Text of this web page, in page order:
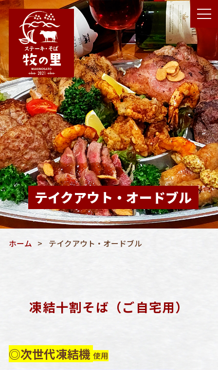
テイクアウト・オードブル
ホーム テイクアウト・オードブル
凍結十割そば（ご自宅用）
◎次世代凍結機 使用